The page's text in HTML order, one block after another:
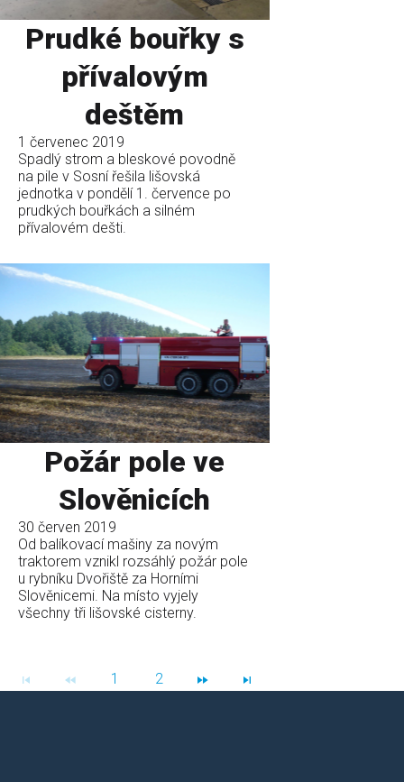
Prudké bouřky s
přívalovým
deštěm
1 červenec 2019
Spadlý strom a bleskové povodně
na pile v Sosní řešila lišovská
jednotka v pondělí 1. července po
prudkých bouřkách a silném
přívalovém dešti.
Požár pole ve
Slověnicích
30 červen 2019
Od balíkovací mašiny za novým
traktorem vznikl rozsáhlý požár pole
u rybníku Dvořiště za Horními
Slověnicemi. Na místo vyjely
všechny tři lišovské cisterny.
1 2